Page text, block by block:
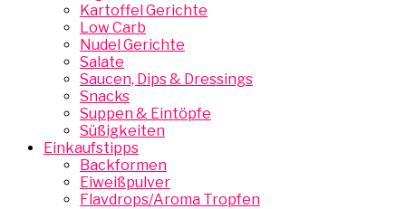
Kartoffel Gerichte
Low Carb
Nudel Gerichte
Salate
Saucen, Dips & Dressings
Snacks
Suppen & Eintöpfe
Süßigkeiten
Einkaufstipps
Backformen
Eiweißpulver
Flavdrops/Aroma Tropfen